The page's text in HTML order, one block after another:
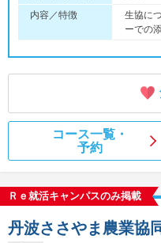
内容／特徴
生協に
ーでの
コース一覧・
予約
Ｒｅ就活キャンパスのみ掲載
丹波ささやま農業協